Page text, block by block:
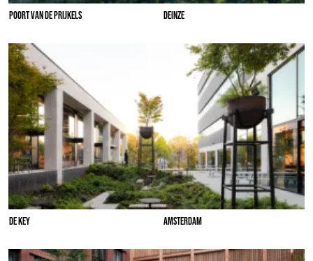
POORT VAN DE PRIJKELS DEINZE
DE KEY AMSTERDAM